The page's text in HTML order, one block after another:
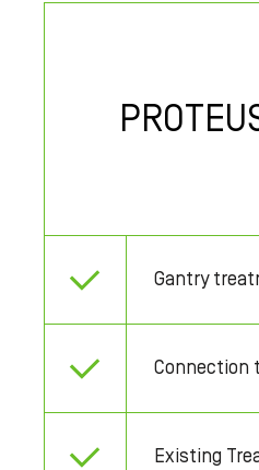
Gantry
Connection
Existing